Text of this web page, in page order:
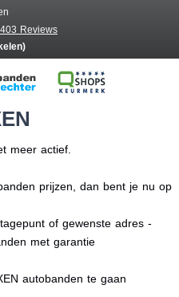
Reviews
meer actief.
prijzen, dan bent je nu op
of gewenste adres -
met garantie
autobanden te gaan